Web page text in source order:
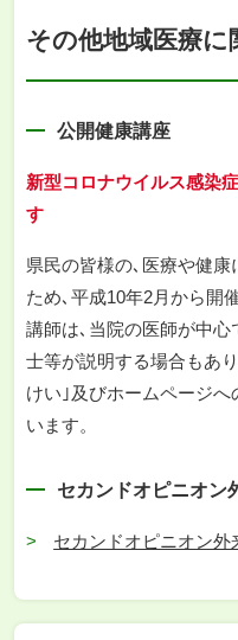
その他地域医療に
公開健康講座
新型コロナウイルス感染
す
県民の皆様の､医療や健
ため､平成10年2月から開
講師は､当院の医師が中
士等が説明する場合もあ
けい｣及びホームページ
います。
セカンドオピニオン
セカンドオピニオン外